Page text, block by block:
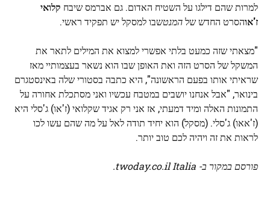
למרות שהם דילגו על השטיח האדום. גם אברמס שיבח קלואי
ז'אוהסרט החדש שלהמנטשבו למסקל יש תפקיד ראשי.
"מצאתי שזה כמעט בלתי אפשרי למצוא את המילים לתאר את
המשקל של הסרט הזה ואת האופן שבו הוא נשאר בעצמותיי מאז
שראיתי אותו בפעם הראשונה", היא כתבה בסטורי שלה באינסטגרם
בינואר, "אבל אנחנו יושבים במטבח עכשיו ואני מסתכלת אחורה על
התמונות האלה ומיד דמעתי, אז אני רק אגיד שקלואי (ז'או) ג'סלי היא
(ז'אאו) ג'סלי. (מסקל) הוא יחיד תודה לאל על מה שהם עשו לכו
לראות את זה ויהיה לכם טוב יותר.
פורסם במקור ב- twoday.co.il Italia.